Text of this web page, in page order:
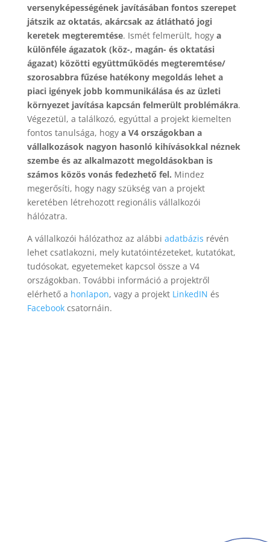
versenyképességének javításában fontos szerepet
játszik az oktatás, akárcsak az átlátható jogi
keretek megteremtése. Ismét felmerült, hogy a
különféle ágazatok (köz-, magán- és oktatási
ágazat) közötti együttműködés megteremtése/
szorosabbra fűzése hatékony megoldás lehet a
piaci igények jobb kommunikálása és az üzleti
környezet javítása kapcsán felmerült problémákra.
Végezetül, a találkozó, egyúttal a projekt kiemelten
fontos tanulsága, hogy a V4 országokban a
vállalkozások nagyon hasonló kihívásokkal néznek
szembe és az alkalmazott megoldásokban is
számos közös vonás fedezhető fel. Mindez
megerősíti, hogy nagy szükség van a projekt
keretében létrehozott regionális vállalkozói
hálózatra.
A vállalkozói hálózathoz az alábbi adatbázis révén
lehet csatlakozni, mely kutatóintézeteket, kutatókat,
tudósokat, egyetemeket kapcsol össze a V4
országokban. További információ a projektről
elérhető a honlapon, vagy a projekt LinkedIN és
Facebookcsatornáin.